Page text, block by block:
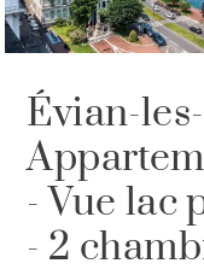
Évian-
- Vue lac
- 2